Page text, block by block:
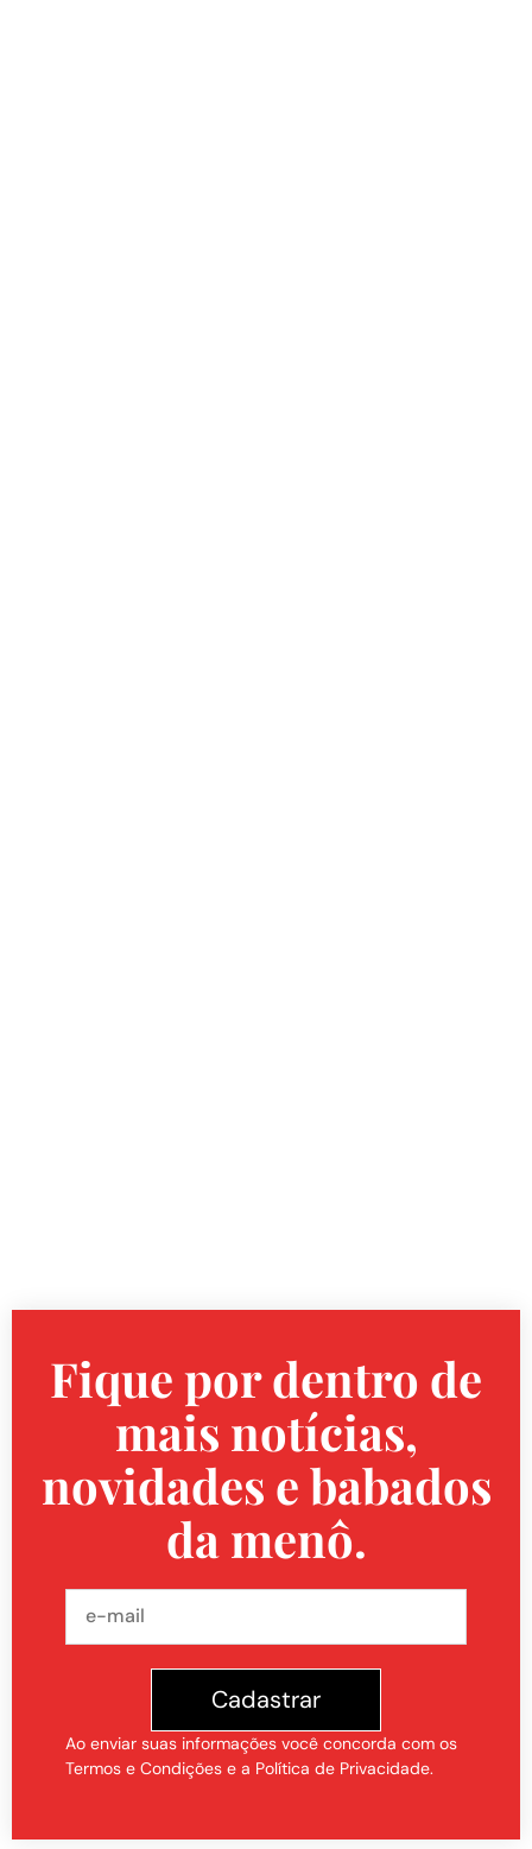
Fique por dentro de
mais notícias,
novidades e babados
da menô.
Cadastrar
Ao enviar suas informações você concorda com os
Termos e Condições e a Política de Privacidade.